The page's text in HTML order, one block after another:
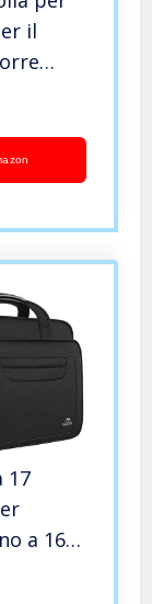
il
da
17
a 16